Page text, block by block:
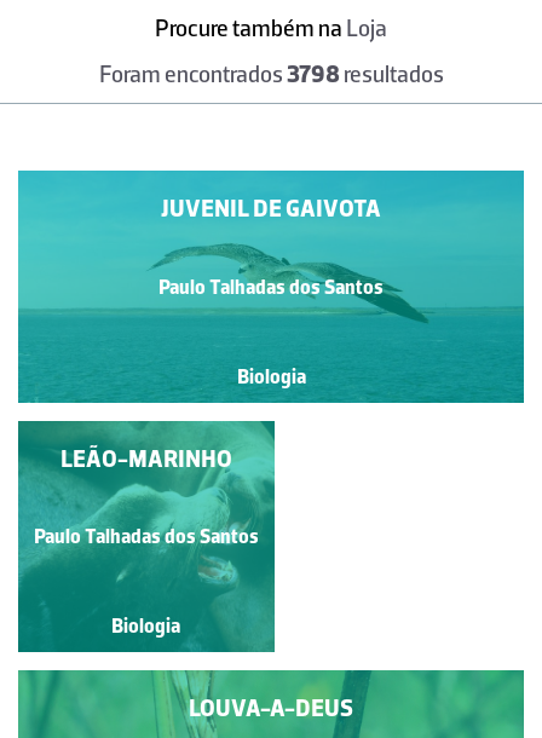
Procure também na Loja
Foram encontrados3798 resultados
JUVENIL DE GAIVOTA
Paulo Talhadas dos Santos
Biologia
PERCEVEJO-DAS-
RISCAS
Paulo Talhadas dos Santos
Biologia
LOUVA-A-DEUS
LEÃO-MARINHO
Paulo Talhadas dos Santos
Biologia